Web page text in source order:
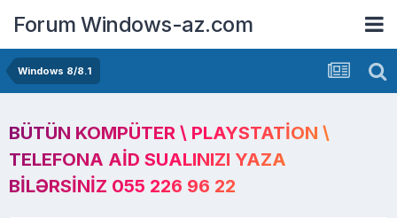
Forum Windows-az.com
Windows 8/8.1
BÜTÜN KOMPÜTER \ PLAYSTATION \
TELEFONA AID SUALINIZI YAZA
BILƏRSINIZ 055 226 96 22